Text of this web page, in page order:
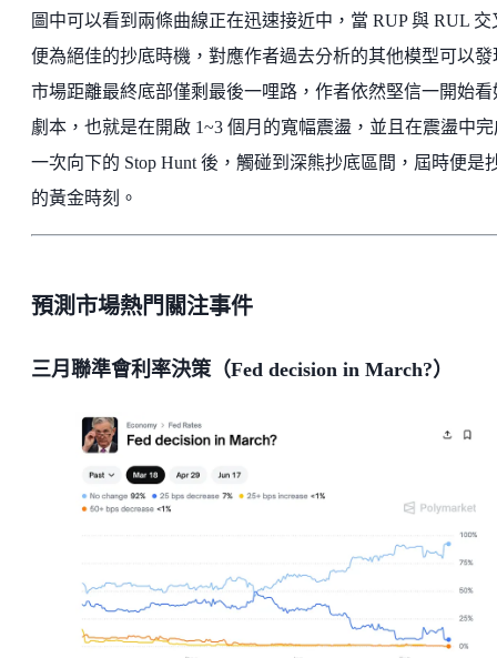
圖中可以看到兩條曲線正在迅速接近中，當 RUP 與 RUL 交
便為絕佳的抄底時機，對應作者過去分析的其他模型可以發
市場距離最終底部僅剩最後一哩路，作者依然堅信一開始看
劇本，也就是在開啟 1~3 個月的寬幅震盪，並且在震盪中完
一次向下的 Stop Hunt 後，觸碰到深熊抄底區間，屆時便是
的黃金時刻。
預測市場熱門關注事件
三月聯準會利率決策（Fed decision in March?）